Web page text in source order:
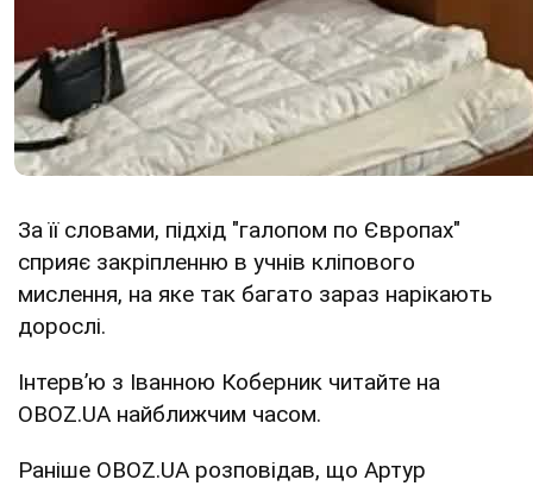
За її словами, підхід "галопом по Європах"
сприяє закріпленню в учнів кліпового
мислення, на яке так багато зараз нарікають
дорослі.
Інтервʼю з Іванною Коберник читайте на
OBOZ.UA найближчим часом.
Раніше OBOZ.UA розповідав, що Артур